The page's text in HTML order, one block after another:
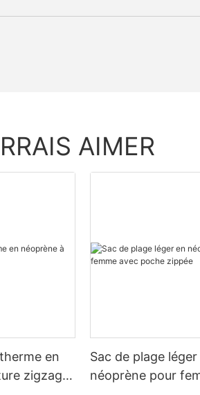
AIMER
en
zigzag 3
Sac de plage léger
néoprène pour